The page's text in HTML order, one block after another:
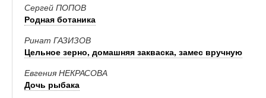
Сергей ПОПОВ
Родная ботаника
Ринат ГАЗИЗОВ
Цельное зерно, домашняя закваска, замес вручную
Евгения НЕКРАСОВА
Дочь рыбака